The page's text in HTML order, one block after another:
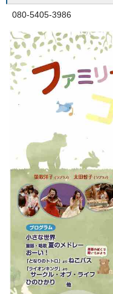
080-5405-3986